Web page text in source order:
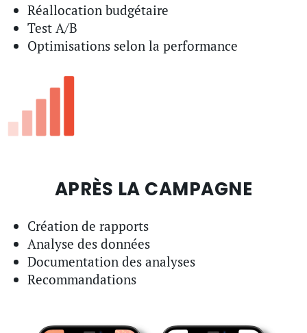
Réallocation budgétaire
Test A/B
Optimisations selon la performance
APRÈS LA CAMPAGNE
Création de rapports
Analyse des données
Documentation des analyses
Recommandations